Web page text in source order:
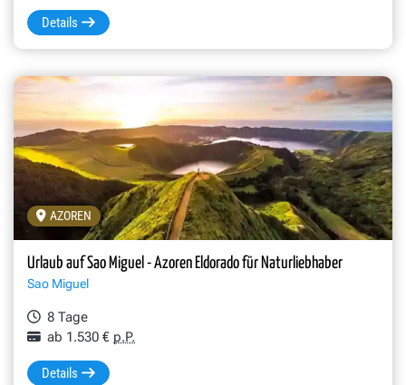
Details
AZOREN
Urlaub auf Sao Miguel - Azoren Eldorado für Naturliebhaber
Sao Miguel
8 Tage
ab 1.530 € p.P.
Details